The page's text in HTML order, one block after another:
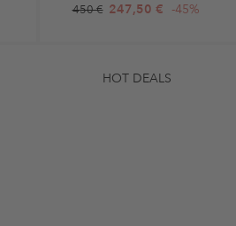
450 € 247,50 € -45%
HOT DEALS